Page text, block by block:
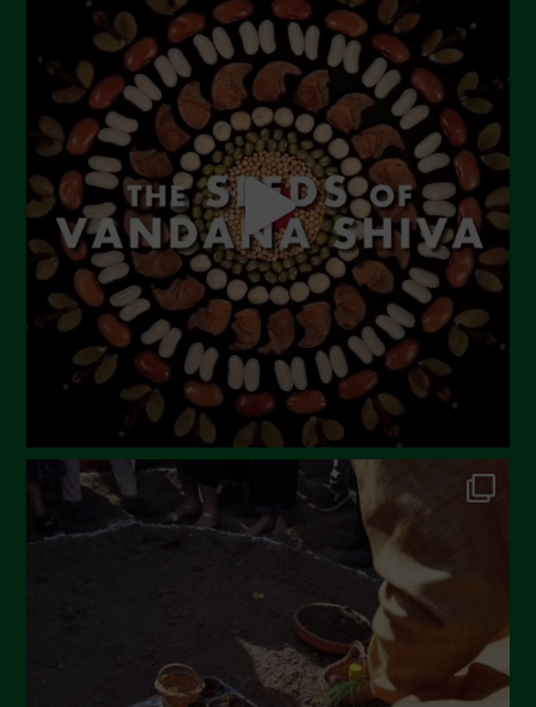
Ottobre 2023
Settembre 2023
Agosto 2023
Luglio 2023
Giugno 2023
Maggio 2023
Aprile 2023
Marzo 2023
Febbraio 2023
Dicembre 2022
Novembre 2022
Ottobre 2022
Settembre 2022